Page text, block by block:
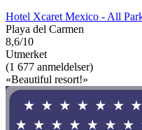
Hotel Xcaret Mexico - All
Playa del Carmen
8,6/10
Utmerket
(1 677 anmeldelser)
«Beautiful resort!»